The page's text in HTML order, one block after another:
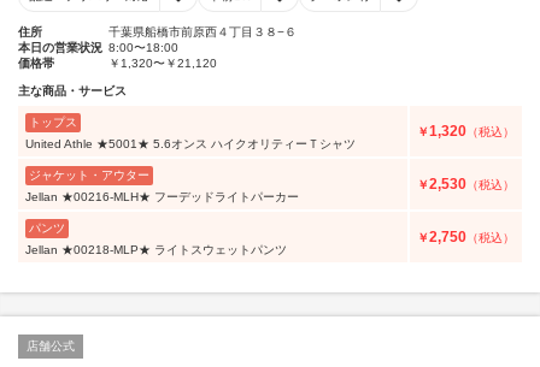
住所
千葉県船橋市前原西４丁目３８−６
本日の営業状況 8:00〜18:00
価格帯
￥1,320〜￥21,120
主な商品・サービス
トップス
United Athle ★5001★ 5.6オンス ハイクオリティーＴシャツ
￥1,320 （税込）
ジャケット・アウター
Jellan ★00216-MLH★ フーデッドライトパーカー
￥2,530 （税込）
パンツ
Jellan ★00218-MLP★ ライトスウェットパンツ
￥2,750 （税込）
店舗公式